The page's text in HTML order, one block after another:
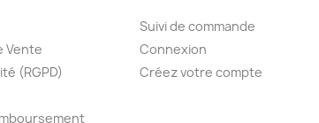
Vente
(RGPD)
Suivi de commande
Connexion
Créez votre compte